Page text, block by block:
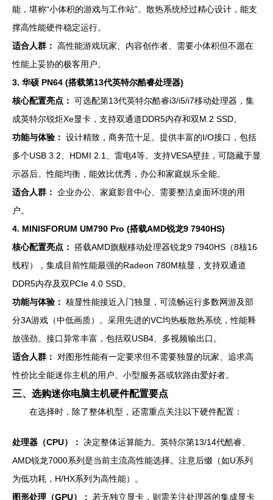
能，堪称“小体积的游戏与工作站”。散热系统经过精心设计，能支
撑高性能硬件稳定运行。
适合人群： 高性能游戏玩家、内容创作者、需要小体积但不愿在
性能上妥协的极客用户。
3. 华硕 PN64 (搭载第13代英特尔酷睿处理器)
核心配置亮点： 可选配第13代英特尔酷睿i3/i5/i7移动处理器，集
成英特尔锐炬Xe显卡，支持双通道DDR5内存和双M.2 SSD。
功能与体验： 设计精致，商务范十足。提供丰富的I/O接口，包括
多个USB 3.2、HDMI 2.1、雷电4等。支持VESA壁挂，可隐藏于显
示器后。性能均衡，能效比优秀，办公和家庭娱乐全能。
适合人群： 企业办公、家庭影音中心、需要整洁桌面环境的用
户。
4. MINISFORUM UM790 Pro (搭载AMD锐龙9 7940HS)
核心配置亮点： 搭载AMD旗舰移动处理器锐龙9 7940HS（8核16
线程），集成目前性能最强的Radeon 780M核显，支持双通道
DDR5内存及双PCIe 4.0 SSD。
功能与体验： 核显性能接近入门独显，可流畅运行多数网游及部
分3A游戏（中低画质）。采用先进的VC均热板散热系统，性能释
放强劲。接口异常丰富，包括双USB4、多视频输出口。
适合人群：
对图形性能有一定要求但不需要独显的玩家、追求高
性价比全能迷你主机的用户、小型服务器或软路由爱好者。
三、选购迷你电脑主机硬件配置要点
在选择时，除了整体机型，还需重点关注以下硬件配置：
处理器（CPU）：
决定整体运算能力。英特尔第13/14代酷睿、
AMD锐龙7000系列是当前主流高性能选择。注意后缀（如U系列
为低功耗，H/HX系列为高性能）。
图形处理（GPU）： 若无独立显卡，则需关注处理器的集成显卡